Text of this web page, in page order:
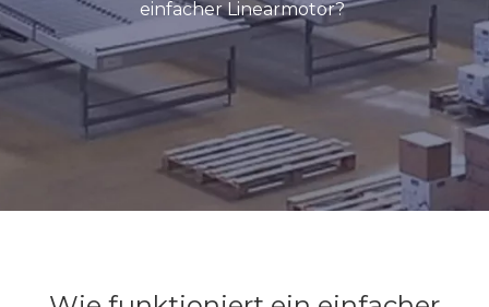
einfacher Linearmotor?